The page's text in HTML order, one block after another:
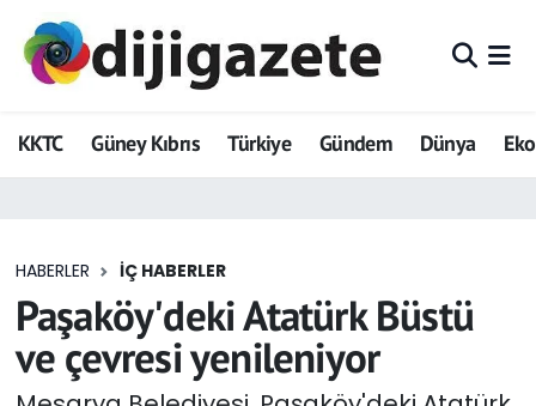
KKTC Güney Kıbrıs Türkiye Gündem Dünya
HABERLER İÇ HABERLER
Paşaköy'deki Atatürk Büstü
ve çevresi yenileniyor
ADVERTORIAL
Dijigazete
Eğitim
Ekonomi
Foto Galeri
Hava Durumu
Trafik Durumu
Tüm Manşetler
Son Dakika Haberleri
Haber Arşivi